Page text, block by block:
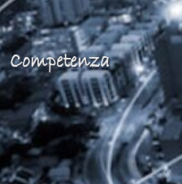
Competenza